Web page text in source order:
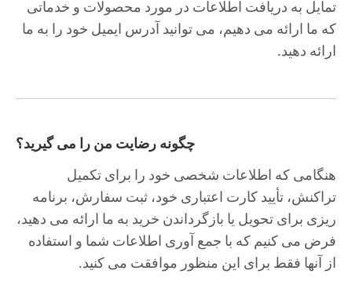
تمایل به دریافت اطلاعات در مورد محصولات و خدماتی
که ما ارائه می دهیم، می توانید آدرس ایمیل خود را به ما
ارائه دهید.
چگونه رضایت من را می گیرید؟
هنگامی که اطلاعات شخصی خود را برای تکمیل
تراکنش، تأیید کارت اعتباری خود، ثبت سفارش، برنامه
ریزی برای تحویل یا بازگرداندن خرید به ما ارائه می دهید،
فرض می کنیم که با جمع آوری اطلاعات شما و استفاده
از آنها فقط برای این منظور موافقت می کنید.